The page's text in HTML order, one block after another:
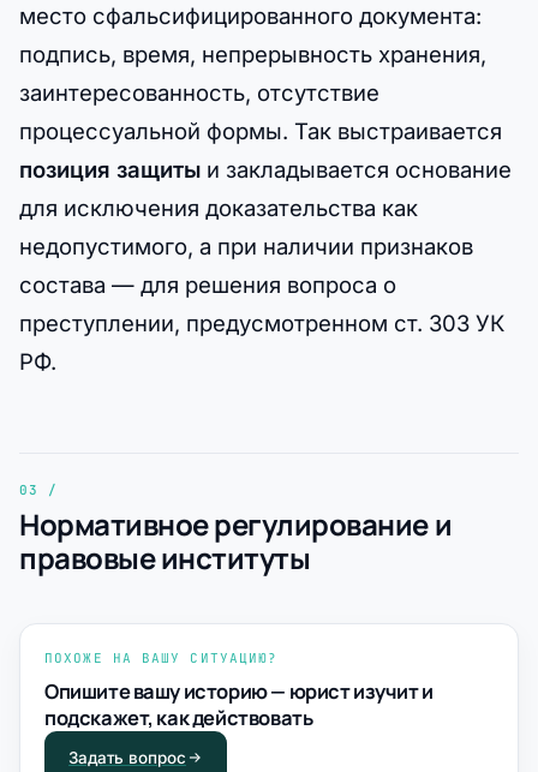
место сфальсифицированного документа:
подпись, время, непрерывность хранения,
заинтересованность, отсутствие
процессуальной формы. Так выстраивается
позиция защиты и закладывается основание
для исключения доказательства как
недопустимого, а при наличии признаков
состава — для решения вопроса о
преступлении, предусмотренном ст. 303 УК
РФ.
Нормативное регулирование и
правовые институты
ПОХОЖЕ НА ВАШУ СИТУАЦИЮ?
Опишите вашу историю — юрист изучит и
подскажет, как действовать
Задать вопрос